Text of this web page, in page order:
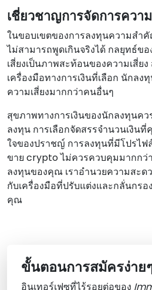
เชี่ยวชาญการจัดการควา
ในขอบเขตของการลงทุนความสํา
ไม่สามารถพูดเกินจริงได้ กลยุทธ์ข
เสี่ยงเป็นภาพสะท้อนของความเสี่ย
เครื่องมือทางการเงินที่เลือก นักล
ความเสี่ยงมากกว่าคนอื่นๆ
สุขภาพทางการเงินของนักลงทุนค
ลงทุน การเลือกจัดสรรจํานวนเงิน
ใจของปราชญ์ การลงทุนที่มีโปรไฟ
ขาย crypto ไม่ควรควบคุมมากกว่
ลงทุนของคุณ เราอํานวยความสะ
กับเครื่องมือที่ปรับแต่งและกลั่นกรอ
คุณ
ขั้นตอนการสมัครง่าย
อินเทอร์เฟซที่ไร้รอยต่อของ